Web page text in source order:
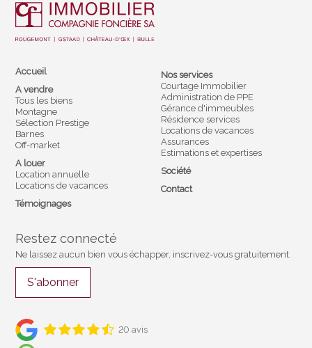
Accueil
A vendre
Tous les biens
Montagne
Sélection Prestige
Barnes
Off-market
A louer
Location annuelle
Locations de vacances
Témoignages
Nos services
Courtage Immobilier
Administration de PPE
Gérance d'immeubles
Résidence services
Locations de vacances
Assurances
Estimations et expertises
Société
Contact
Restez connecté
Ne laissez aucun bien vous échapper, inscrivez-vous gratuitement.
S'abonner
20 avis